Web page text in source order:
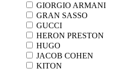
GIORGIO ARMANI
GRAN SASSO
GUCCI
HERON PRESTON
HUGO
JACOB COHEN
KITON